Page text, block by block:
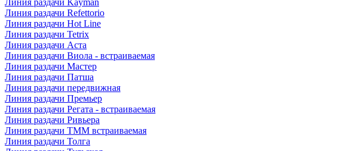
Линия раздачи Kayman
Линия раздачи Refettorio
Линия раздачи Hot Line
Линия раздачи Tetrix
Линия раздачи Аста
Линия раздачи Виола - встраиваемая
Линия раздачи Мастер
Линия раздачи Патша
Линия раздачи передвижная
Линия раздачи Премьер
Линия раздачи Регата - встраиваемая
Линия раздачи Ривьера
Линия раздачи ТММ встраиваемая
Линия раздачи Толга